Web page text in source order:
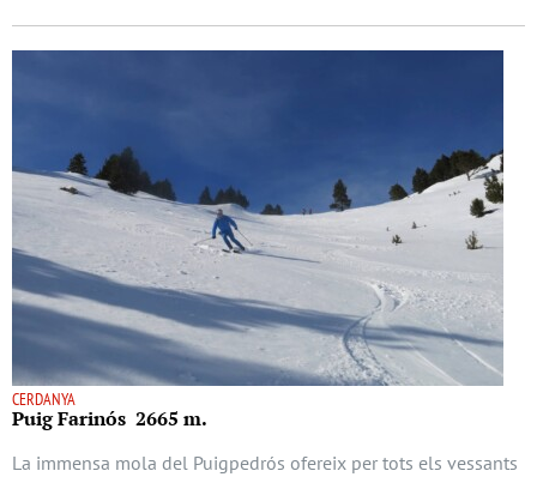
CERDANYA
Puig Farinós 2665 m.
La immensa mola del Puigpedrós ofereix per tots els vessants